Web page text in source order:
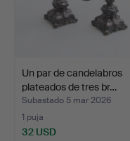
Un par de candelabros
plateados de tres br…
Subastado 5 mar 2026
1 puja
32 USD